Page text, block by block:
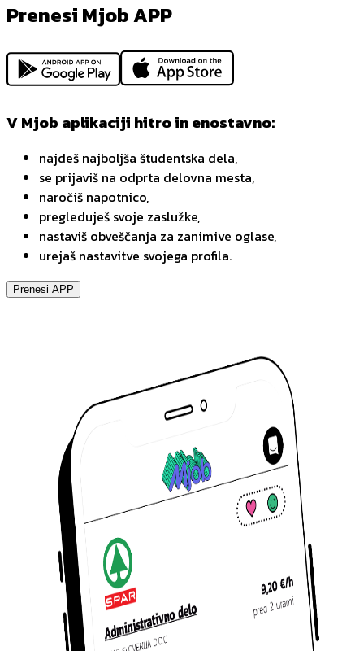
Prenesi Mjob APP
V Mjob aplikaciji hitro in enostavno:
najdeš najboljša študentska dela,
se prijaviš na odprta delovna mesta,
naročiš napotnico,
pregleduješ svoje zaslužke,
nastaviš obveščanja za zanimive oglase,
urejaš nastavitve svojega profila.
Prenesi APP